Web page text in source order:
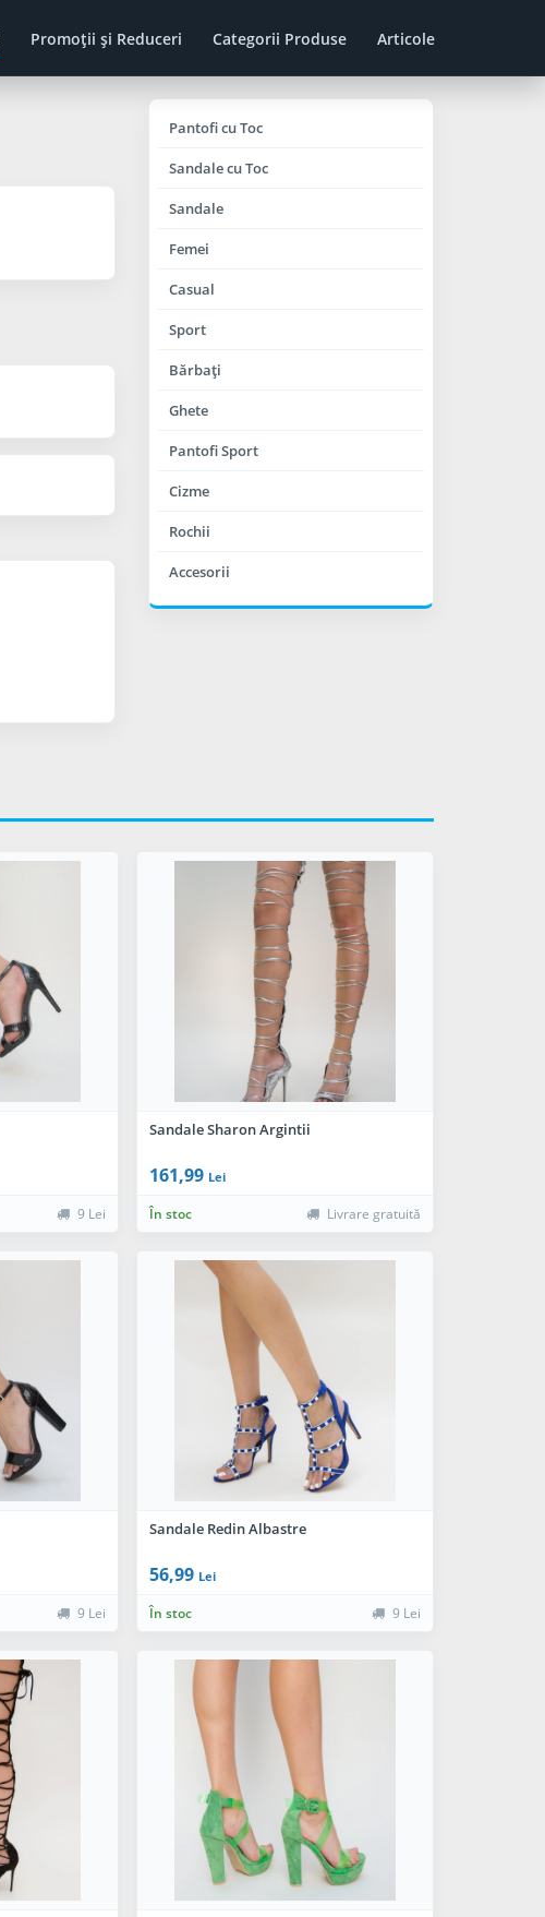
Promoţii şi Reduceri Categorii Produse Articole
Pantofi cu Toc
Sandale cu Toc
Sandale
Femei
Casual
Sport
Bărbaţi
Ghete
Pantofi Sport
Cizme
Rochii
Accesorii
9 Lei
Sandale Sharon Argintii
161,99 Lei
În stoc Livrare gratuită
9 Lei
Sandale Redin Albastre
56,99 Lei
În stoc 9 Lei